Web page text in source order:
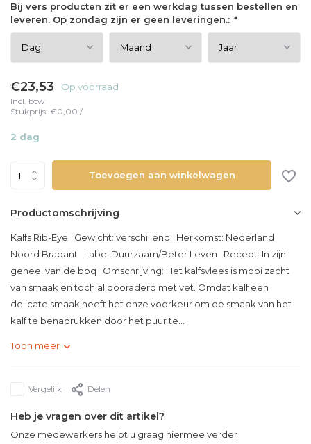
Bij vers producten zit er een werkdag tussen bestellen en
leveren. Op zondag zijn er geen leveringen.: *
€23,53 Op voorraad
Incl. btw
Stukprijs: €0,00 /
2 dag
Toevoegen aan winkelwagen
Productomschrijving
Kalfs Rib-Eye Gewicht: verschillend Herkomst: Nederland
Noord Brabant Label Duurzaam/Beter Leven Recept: In zijn
geheel van de bbq Omschrijving: Het kalfsvlees is mooi zacht
van smaak en toch al dooraderd met vet. Omdat kalf een
delicate smaak heeft het onze voorkeur om de smaak van het
kalf te benadrukken door het puur te...
Toon meer
Vergelijk Delen
Heb je vragen over dit artikel?
Onze medewerkers helpt u graag hiermee verder